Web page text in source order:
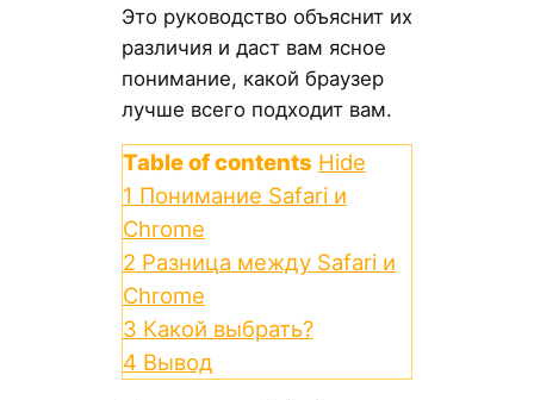
Это руководство объяснит их
различия и даст вам ясное
понимание, какой браузер
лучше всего подходит вам.
Table of contents Hide
1 Понимание Safari и
Chrome
2 Разница между Safari и
Chrome
3 Какой выбрать?
4 Вывод